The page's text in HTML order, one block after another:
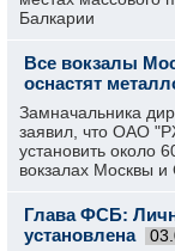
Балкарии
Все вокзалы
оснастят
Замначальника
заявил, что ОАО
установить около
вокзалах Москвы и
Глава ФСБ:
установлена